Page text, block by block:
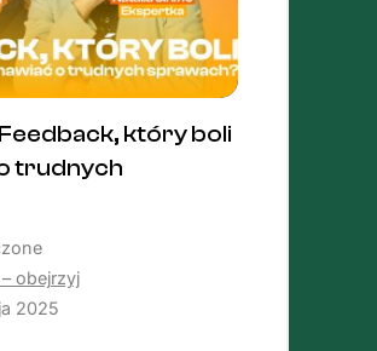
który boli
trudnych
obejrzyj
2025